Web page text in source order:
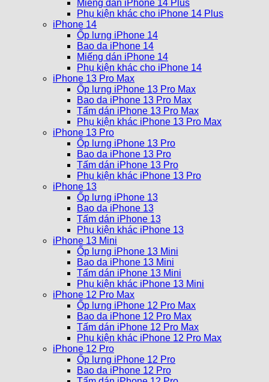
Miếng dán iPhone 14 Plus
Phụ kiện khác cho iPhone 14 Plus
iPhone 14
Ốp lưng iPhone 14
Bao da iPhone 14
Miếng dán iPhone 14
Phụ kiện khác cho iPhone 14
iPhone 13 Pro Max
Ốp lưng iPhone 13 Pro Max
Bao da iPhone 13 Pro Max
Tấm dán iPhone 13 Pro Max
Phụ kiện khác iPhone 13 Pro Max
iPhone 13 Pro
Ốp lưng iPhone 13 Pro
Bao da iPhone 13 Pro
Tấm dán iPhone 13 Pro
Phụ kiện khác iPhone 13 Pro
iPhone 13
Ốp lưng iPhone 13
Bao da iPhone 13
Tấm dán iPhone 13
Phụ kiện khác iPhone 13
iPhone 13 Mini
Ốp lưng iPhone 13 Mini
Bao da iPhone 13 Mini
Tấm dán iPhone 13 Mini
Phụ kiện khác iPhone 13 Mini
iPhone 12 Pro Max
Ốp lưng iPhone 12 Pro Max
Bao da iPhone 12 Pro Max
Tấm dán iPhone 12 Pro Max
Phụ kiện khác iPhone 12 Pro Max
iPhone 12 Pro
Ốp lưng iPhone 12 Pro
Bao da iPhone 12 Pro